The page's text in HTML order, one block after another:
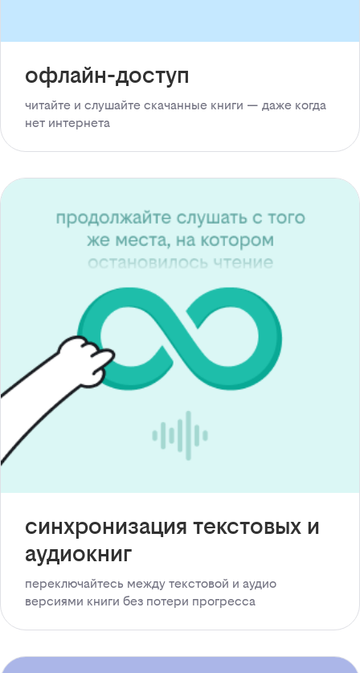
офлайн-доступ
читайте и слушайте скачанные книги — даже когда
нет интернета
синхронизация текстовых и
аудиокниг
переключайтесь между текстовой и аудио
версиями книги без потери прогресса